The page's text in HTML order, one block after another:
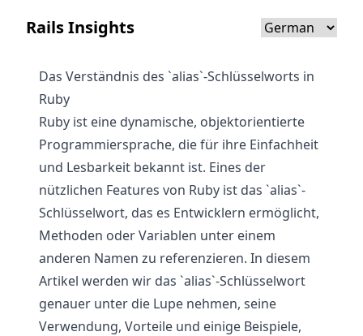
Rails Insights
Das Verständnis des `alias`-Schlüsselworts in
Ruby
Ruby ist eine dynamische, objektorientierte
Programmiersprache, die für ihre Einfachheit
und Lesbarkeit bekannt ist. Eines der
nützlichen Features von Ruby ist das `alias`-
Schlüsselwort, das es Entwicklern ermöglicht,
Methoden oder Variablen unter einem
anderen Namen zu referenzieren. In diesem
Artikel werden wir das `alias`-Schlüsselwort
genauer unter die Lupe nehmen, seine
Verwendung, Vorteile und einige Beispiele,